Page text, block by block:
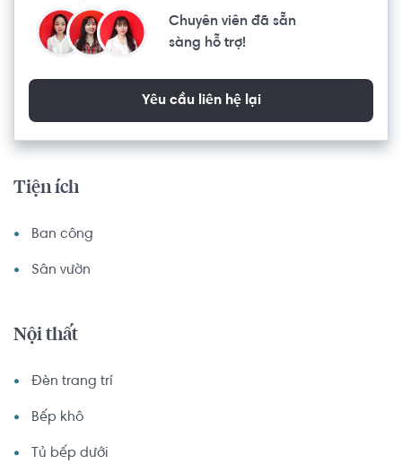
Chuyên viên đã sẵn
sàng hỗ trợ!
Yêu cầu liên hệ lại
Tiện ích
Ban công
Sân vườn
Nội thất
Đèn trang trí
Bếp khô
Tủ bếp dưới